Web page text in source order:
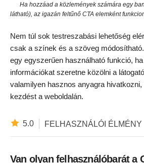
Ha hozzáad a közlemények számára egy
látható), az igazán feltűnő CTA elemként
Nem túl sok testreszabási lehetőség
csak a színek és a szöveg
egy egyszerűen használható funkció,
információkat szeretne közölni a
valamilyen hasznos anyagra
kezdést a weboldalán.
5.0 FELHASZNÁLÓI ÉLMÉNY
Van olyan felhasználóbarát a